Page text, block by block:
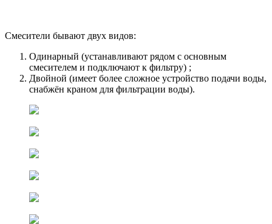
Смесители бывают двух видов:
Одинарный (устанавливают рядом с основным
смесителем и подключают к фильтру) ;
Двойной (имеет более сложное устройство подачи воды,
снабжён краном для фильтрации воды).